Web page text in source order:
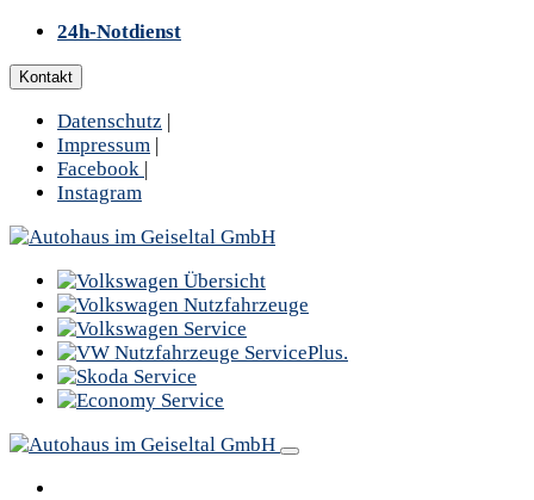
24h-Notdienst
Kontakt
Datenschutz |
Impressum |
Facebook |
Instagram